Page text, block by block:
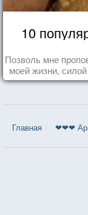
10
Позволь мне
моей жизни,
Главная ❤❤❤